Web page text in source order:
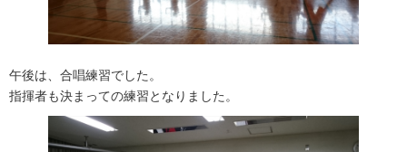
午後は、合唱練習でした。
指揮者も決まっての練習となりました。